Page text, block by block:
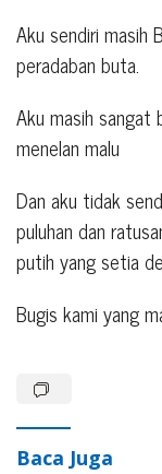
Aku sendiri masih
peradaban buta.
Aku masih sangat
menelan malu
Dan aku tidak
puluhan dan
putih yang setia
Bugis kami yang
Baca Juga